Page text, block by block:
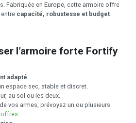
Fabriquée en Europe, cette armoire offre
capacité, robustesse et budget
l’armoire forte Fortify
adapté
espace sec, stable et discret.
au sol ou les deux.
vos armes, prévoyez un ou plusieurs